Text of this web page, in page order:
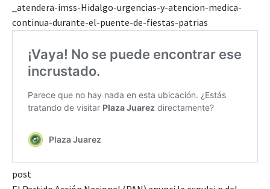
_atendera-imss-Hidalgo-urgencias-y-atencion-medica-
continua-durante-el-puente-de-fiestas-patrias
post